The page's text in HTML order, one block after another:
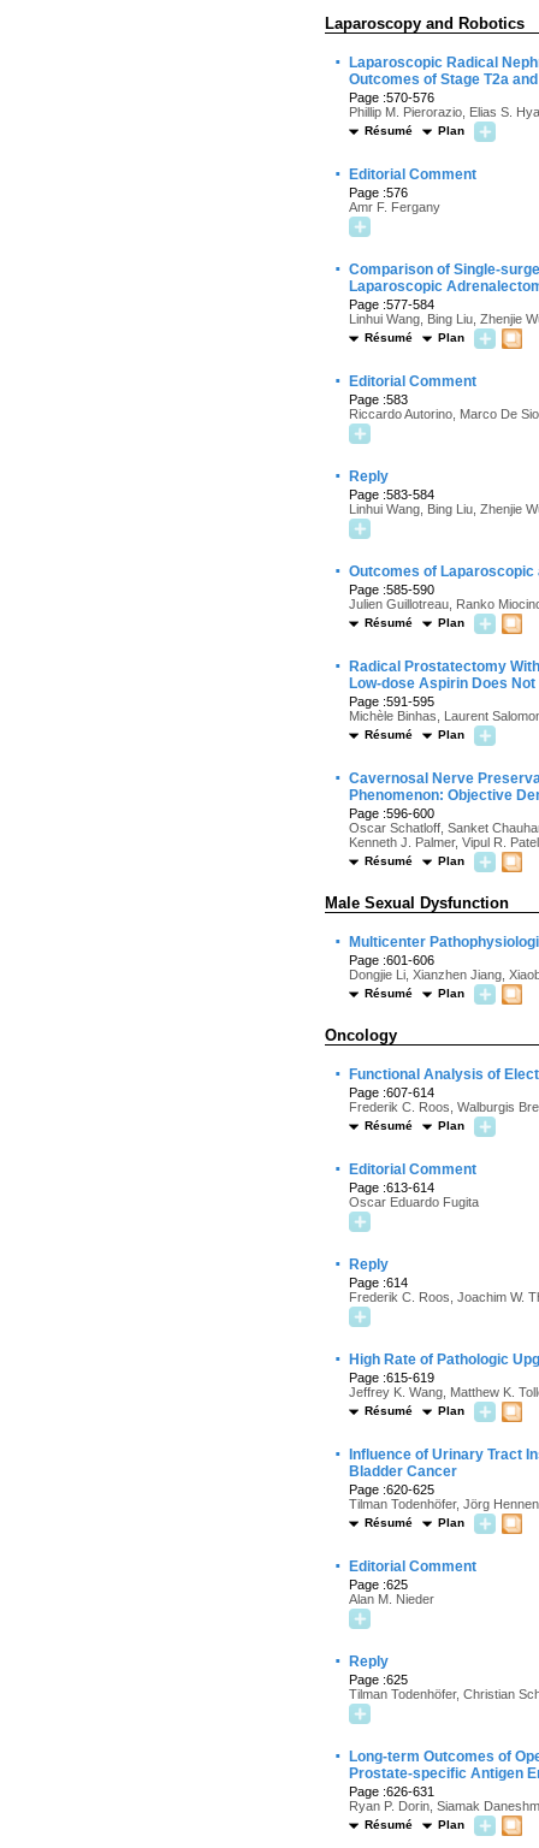
Laparoscopy and Robotics
·
Laparoscopic Radical
Outcomes of Stage T2a
Page :570-576
Phillip M. Pierorazio, Elias S.
Résumé Plan
· Editorial Comment
Page :576
Amr F. Fergany
· Comparison of Single-
Laparoscopic
Page :577-584
Linhui Wang, Bing Liu, Zhenjie
Résumé Plan
· Editorial Comment
Page :583
Riccardo Autorino, Marco De Sio
· Reply
Page :583-584
Linhui Wang, Bing Liu, Zhenjie
· Outcomes of
Page :585-590
Julien Guillotreau, Ranko
Résumé Plan
·
Radical Prostatectomy
Low-dose Aspirin Does
Page :591-595
Michèle Binhas, Laurent
Résumé Plan
· Cavernosal Nerve
Phenomenon: Objective
Page :596-600
Oscar Schatloff, Sanket
Kenneth J. Palmer, Vipul R. Patel
Résumé Plan
Male Sexual Dysfunction
· Multicenter
Page :601-606
Dongjie Li, Xianzhen Jiang,
Résumé Plan
Oncology
· Functional Analysis of
Page :607-614
Frederik C. Roos, Walburgis
Résumé Plan
· Editorial Comment
Page :613-614
Oscar Eduardo Fugita
· Reply
Page :614
Frederik C. Roos, Joachim W.
· High Rate of Pathologic
Page :615-619
Jeffrey K. Wang, Matthew K.
Résumé Plan
·
Influence of Urinary Tract
Bladder Cancer
Page :620-625
Tilman Todenhöfer, Jörg
Résumé Plan
· Editorial Comment
Page :625
Alan M. Nieder
· Reply
Page :625
Tilman Todenhöfer, Christian
·
Long-term Outcomes of
Prostate-specific Antigen
Page :626-631
Ryan P. Dorin, Siamak
Résumé Plan